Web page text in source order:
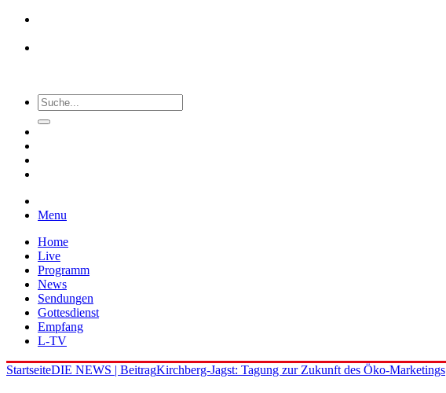
Menu
Home
Live
Programm
News
Sendungen
Gottesdienst
Empfang
L-TV
StartseiteDIE NEWS | BeitragKirchberg-Jagst: Tagung zur Zukunft des Öko-Marketings